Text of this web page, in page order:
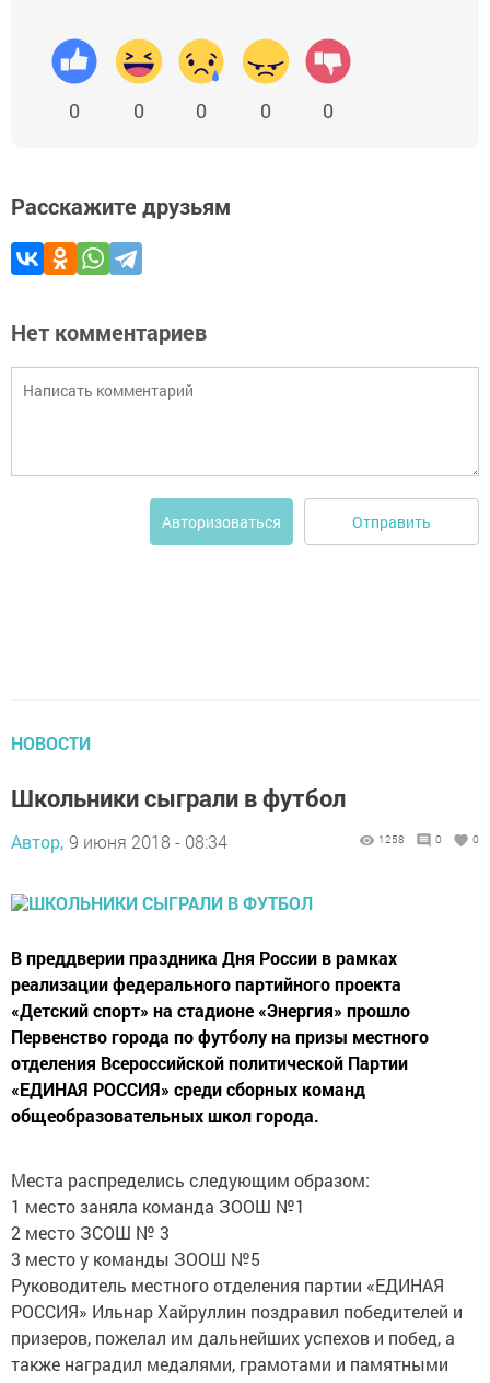
0 0 0 0 0
Расскажите друзьям
Нет комментариев
Авторизоваться Отправить
НОВОСТИ
Школьники сыграли в футбол
Автор, 9 июня 2018 - 08:34 1258 0 0
В преддверии праздника Дня России в рамках
реализации федерального партийного проекта
«Детский спорт» на стадионе «Энергия» прошло
Первенство города по футболу на призы местного
отделения Всероссийской политической Партии
«ЕДИНАЯ РОССИЯ» среди сборных команд
общеобразовательных школ города.
Места распределись следующим образом:
1 место заняла команда ЗООШ №1
2 место ЗСОШ № 3
3 место у команды ЗООШ №5
Руководитель местного отделения партии «ЕДИНАЯ
РОССИЯ» Ильнар Хайруллин поздравил победителей и
призеров, пожелал им дальнейших успехов и побед, а
также наградил медалями, грамотами и памятными